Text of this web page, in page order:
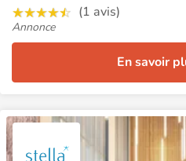
(1 avis)
Annonce
En savoir